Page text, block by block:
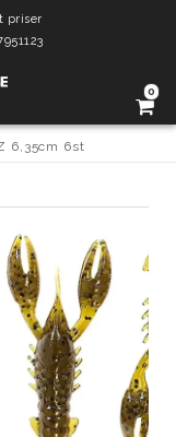
priser
0
6,35cm 6st